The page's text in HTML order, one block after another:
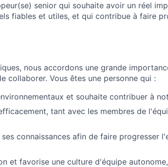
senior qui souhaite avoir un réel
fiables et utiles, et qui contribue à faire
nous accordons une grande
collaborer. Vous êtes une personne qui :
et souhaite contribuer à
tant avec les membres de
connaissances afin de faire progresser
et favorise une culture d'équipe